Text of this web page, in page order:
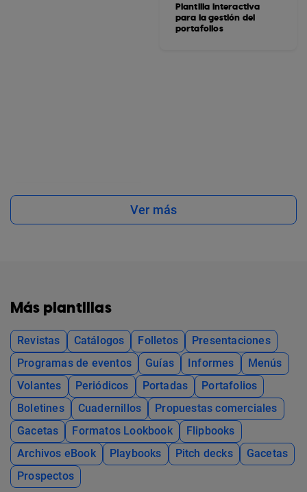
Plantilla interactiva
para la gestión del
portafolios
Ver más
Más plantillas
Revistas Catálogos Folletos
Presentaciones
Programas de eventos
Guías Informes
Menús
Volantes
Periódicos Portadas
Portafolios
Boletines
Cuadernillos
Propuestas comerciales
Gacetas
Formatos Lookbook
Flipbooks
Archivos eBook
Playbooks Pitch decks
Gacetas
Prospectos